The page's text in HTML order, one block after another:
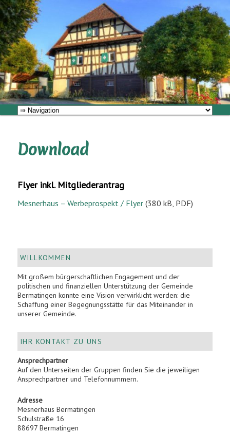
Zum
primären
Inhalt
springen
Mesnerhaus Bermatingen
Miteinander im Mesnerhaus
Hauptmenü
Download
Flyer inkl. Mitgliederantrag
Mesnerhaus – Werbeprospekt / Flyer (380 kB, PDF)
WILLKOMMEN
Mit großem bürgerschaftlichen Engagement und der
politischen und finanziellen Unterstützung der Gemeinde
Bermatingen konnte eine Vision verwirklicht werden: die
Schaffung einer Begegnungsstätte für das Miteinander in
unserer Gemeinde.
IHR KONTAKT ZU UNS
Ansprechpartner
Auf den Unterseiten der Gruppen finden Sie die jeweiligen
Ansprechpartner und Telefonnummern.
Adresse
Mesnerhaus Bermatingen
Schulstraße 16
88697 Bermatingen